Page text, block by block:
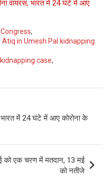
वायरस, भारत में 24 घंटे में आए
Congress,
in Umesh Pal kidnapping
case,
भारत में 24 घंटे में आए कोरोना के
को एक चरण में मतदान, 13 मई
को नतीजे